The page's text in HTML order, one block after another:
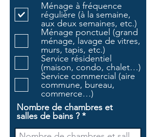
g
a
t
o
i
r
e
Ménage à fréquence
régulière (à la semaine,
aux deux semaines, etc.)
Ménage ponctuel (grand
ménage, lavage de vitres,
murs, tapis, etc.)
Service résidentiel
(maison, condo, chalet…)
Service commercial (aire
commune, bureau,
commerce…)
Nombre de chambres et
salles de bains ?